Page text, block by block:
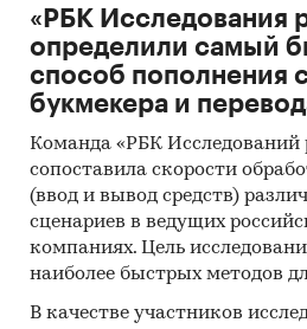
«РБК Исследования
определили самый
способ пополнения
букмекера и
Команда «РБК Исследований
сопоставила скорости
(ввод и вывод средств)
сценариев в ведущих
компаниях. Цель
наиболее быстрых методов
В качестве участников